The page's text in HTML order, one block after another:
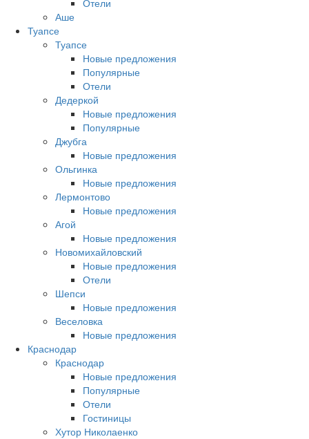
Отели
Аше
Туапсе
Туапсе
Новые предложения
Популярные
Отели
Дедеркой
Новые предложения
Популярные
Джубга
Новые предложения
Ольгинка
Новые предложения
Лермонтово
Новые предложения
Агой
Новые предложения
Новомихайловский
Новые предложения
Отели
Шепси
Новые предложения
Веселовка
Новые предложения
Краснодар
Краснодар
Новые предложения
Популярные
Отели
Гостиницы
Хутор Николаенко